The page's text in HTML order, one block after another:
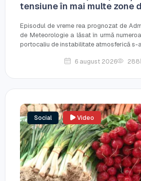
tensiune în mai multe zone
Episodul de vreme rea prognozat de
de Meteorologie a lăsat în urmă
portocaliu de instabilitate atmosferică s-
6 august 2026 288
Social Video